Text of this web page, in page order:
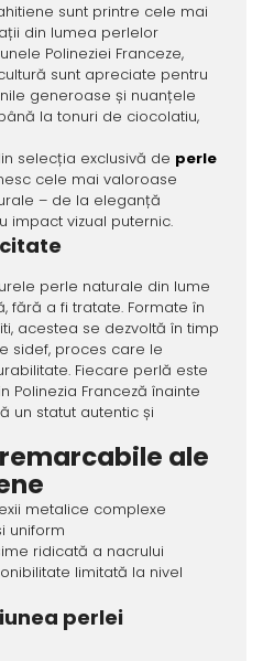
sunt printre cele mai
din lumea perlelor
Polineziei Franceze,
sunt apreciate pentru
generoase și nuanțele
la tonuri de ciocolatiu,
selecția exclusivă de perle
cele mai valoroase
– de la eleganță
impact vizual puternic.
perle naturale din lume
fără a fi tratate. Formate în
acestea se dezvoltă în timp
sidef, proces care le
Fiecare perlă este
Polinezia Franceză înainte
un statut autentic și
ale
metalice complexe
uniform
ridicată a nacrului
limitată la nivel
perlei